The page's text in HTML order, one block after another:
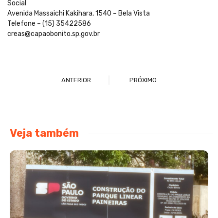
Social
Avenida Massaichi Kakihara, 1540 – Bela Vista
Telefone – (15) 35422586
creas@capaobonito.sp.gov.br
ANTERIOR PRÓXIMO
Veja também